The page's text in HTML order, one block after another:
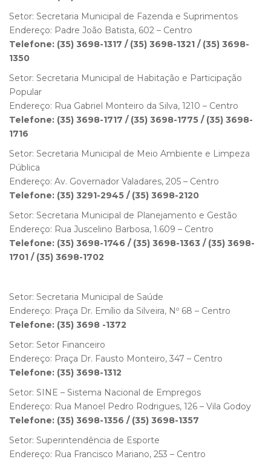
Setor: Secretaria Municipal de Fazenda e Suprimentos
Endereço: Padre João Batista, 602 – Centro
Telefone: (35) 3698-1317 / (35) 3698-1321 / (35) 3698-
1350
Setor: Secretaria Municipal de Habitação e Participação
Popular
Endereço: Rua Gabriel Monteiro da Silva, 1210 – Centro
Telefone: (35) 3698-1717 / (35) 3698-1775 / (35) 3698-
1716
Setor: Secretaria Municipal de Meio Ambiente e Limpeza
Pública
Endereço: Av. Governador Valadares, 205 – Centro
Telefone: (35) 3291-2945 / (35) 3698-2120
Setor: Secretaria Municipal de Planejamento e Gestão
Endereço: Rua Juscelino Barbosa, 1.609 – Centro
Telefone: (35) 3698-1746 / (35) 3698-1363 / (35) 3698-
1701 / (35) 3698-1702
Setor: Secretaria Municipal de Saúde
Endereço: Praça Dr. Emílio da Silveira, Nº 68 – Centro
Telefone: (35) 3698 -1372
Setor: Setor Financeiro
Endereço: Praça Dr. Fausto Monteiro, 347 – Centro
Telefone: (35) 3698-1312
Setor: SINE – Sistema Nacional de Empregos
Endereço: Rua Manoel Pedro Rodrigues, 126 – Vila Godoy
Telefone: (35) 3698-1356 / (35) 3698-1357
Setor: Superintendência de Esporte
Endereço: Rua Francisco Mariano, 253 – Centro